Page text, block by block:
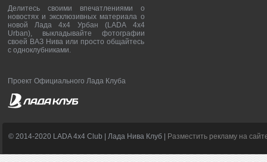
Делитесь своими впечатлениями о
новостях и эксклюзивных материала о
новой Лада 4х4 Урбан (LADA 4x4
Urban), выкладывайте фотографии
своей ВАЗ Нива или просто общайтесь
с одноклубниками.
Проект Официального Лада Клуба
© 2014-2020 LADA 4x4 Club | Лада Нива Клуб | Разместить рекламу на